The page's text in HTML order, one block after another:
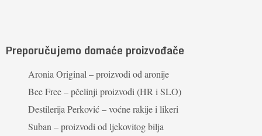
Preporučujemo domaće proizvođače
Aronia Original – proizvodi od aronije
Bee Free – pčelinji proizvodi (HR i SLO)
Destilerija Perković – voćne rakije i likeri
Suban – proizvodi od ljekovitog bilja